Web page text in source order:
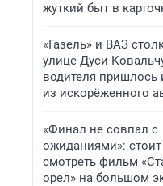
жуткий быт в
«Газель» и ВАЗ
улице Дуси
водителя пришлось
из искорёженного
«Финал не совпал с
ожиданиями»:
смотреть фильм
орел» на большом